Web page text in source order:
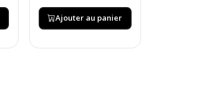
Ajouter au panier